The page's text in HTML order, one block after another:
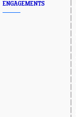
ENGAGEMENTS